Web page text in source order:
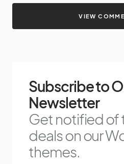
VIEW
Subscribe to
Newsletter
Get notified of
deals on our
themes.